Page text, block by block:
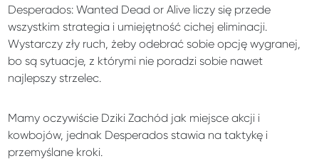
Desperados: Wanted Dead or Alive liczy się przede
wszystkim strategia i umiejętność cichej eliminacji.
Wystarczy zły ruch, żeby odebrać sobie opcję wygranej,
bo są sytuacje, z którymi nie poradzi sobie nawet
najlepszy strzelec.
Mamy oczywiście Dziki Zachód jak miejsce akcji i
kowbojów, jednak Desperados stawia na taktykę i
przemyślane kroki.